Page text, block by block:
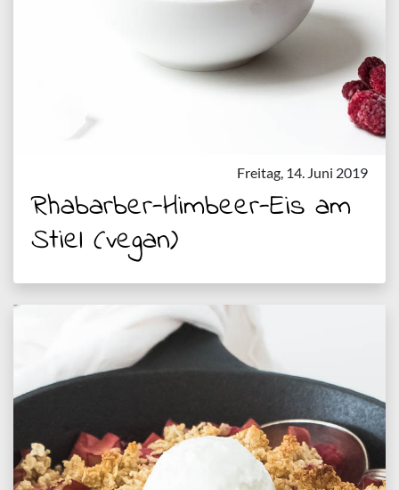
Freitag, 14. Juni 2019
Rhabarber-Himbeer-Eis am
Stiel (vegan)